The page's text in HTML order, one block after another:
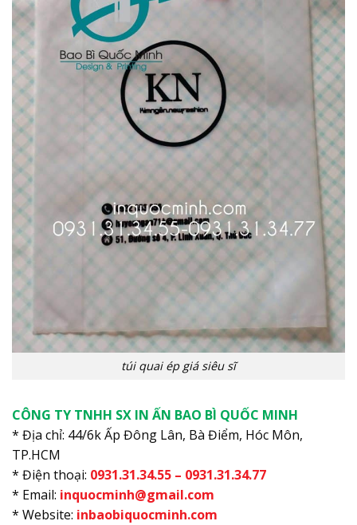
túi quai ép giá siêu sĩ
CÔNG TY TNHH SX IN ẤN BAO BÌ QUỐC MINH
* Địa chỉ: 44/6k Ấp Đông Lân, Bà Điểm, Hóc Môn,
TP.HCM
* Điện thoại: 0931.31.34.55 – 0931.31.34.77
* Email: inquocminh@gmail.com
* Website: inbaobiquocminh.com